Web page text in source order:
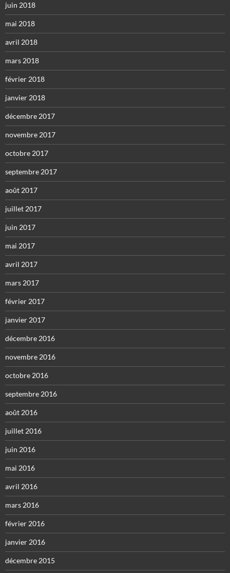
juin 2018
mai 2018
avril 2018
mars 2018
février 2018
janvier 2018
décembre 2017
novembre 2017
octobre 2017
septembre 2017
août 2017
juillet 2017
juin 2017
mai 2017
avril 2017
mars 2017
février 2017
janvier 2017
décembre 2016
novembre 2016
octobre 2016
septembre 2016
août 2016
juillet 2016
juin 2016
mai 2016
avril 2016
mars 2016
février 2016
janvier 2016
décembre 2015